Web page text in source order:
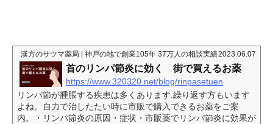
漢方のサツマ薬局 | 神戸の地で創業105年 37万人の相談実績2023.06.07
首のリンパ節炎に効く 街で買えるお薬
https://www.320320.net/blog/rinpasetuen
リンパ節が腫脹する疾患は多くあります.繰り返す方もいます
よね。自力で治したたい時に市販で購入できるお薬をご案
内。・リンパ節炎の原因・症状・市販薬でリンパ節炎に効果が